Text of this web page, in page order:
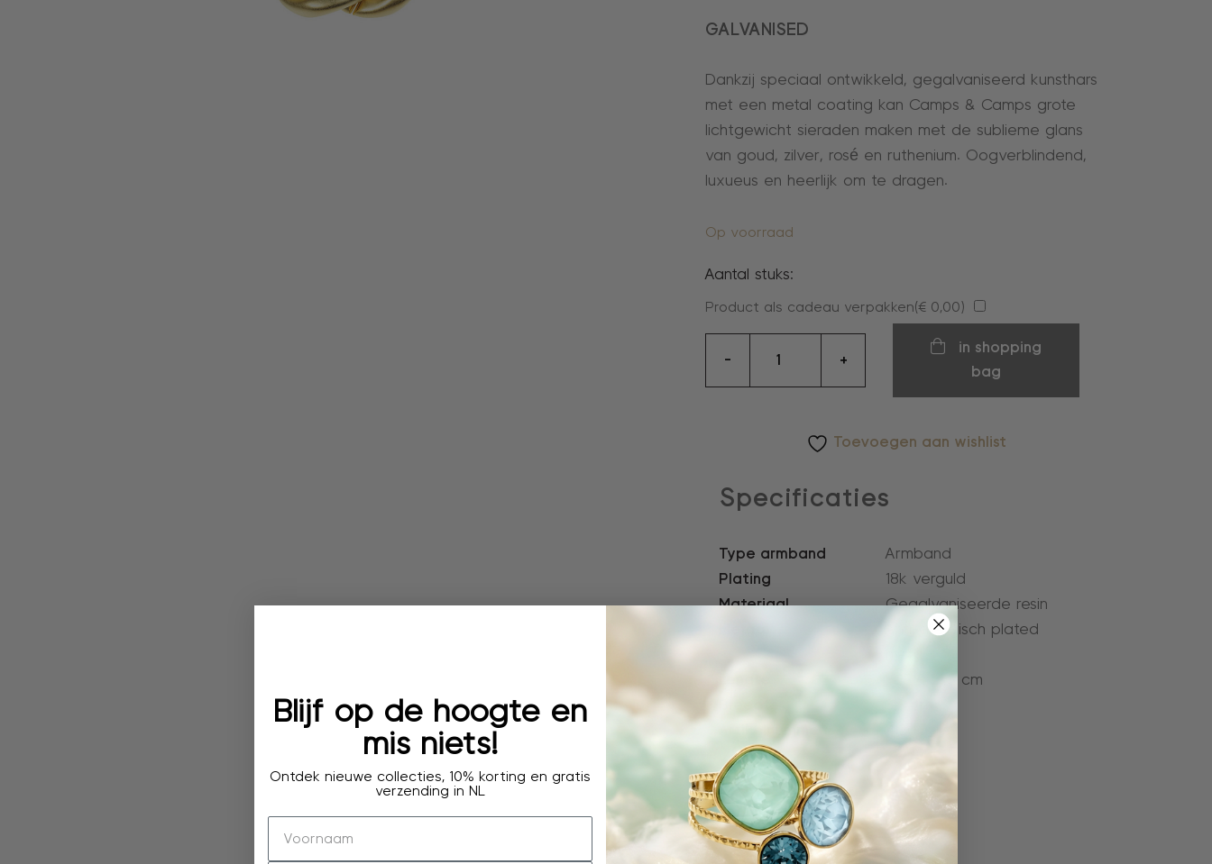
GALVANISED
Dankzij speciaal ontwikkeld, gegalvaniseerd kunsthars
met een metal coating kan Camps & Camps grote
lichtgewicht sieraden maken met de sublieme glans
van goud, zilver, rosé en ruthenium. Oogverblindend,
luxueus en heerlijk om te dragen.
Op voorraad
Aantal stuks:
Product als cadeau verpakken(€ 0,00)
-
aantal
+
in shopping
bag
Toevoegen aan wishlist
Specificaties
Type armband
Armband
Plating
18k verguld
Materiaal
Gegalvaniseerde resin
Anti-allergisch plated
19,5 - 21,5 cm
Artikelnummer:
4l200_l
Blijf op de hoogte en
mis niets!
Ontdek nieuwe collecties, 10% korting en gratis
verzending in NL